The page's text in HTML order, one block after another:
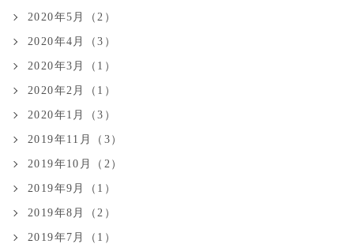
2020年5月（2）
2020年4月（3）
2020年3月（1）
2020年2月（1）
2020年1月（3）
2019年11月（3）
2019年10月（2）
2019年9月（1）
2019年8月（2）
2019年7月（1）